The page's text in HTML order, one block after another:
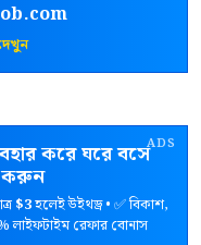
ADS
করে ঘরে বসে
করুন
$3হলেই উইথড্র • ✅ বিকাশ,
লাইফটাইম রেফার বোনাস